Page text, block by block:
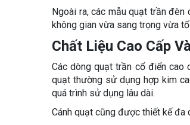
Ngoài ra, các mẫu quạt trần
không gian vừa sang trọng vừa
Chất Liệu Cao Cấp
Các dòng quạt trần cổ điển cao
quạt thường sử dụng hợp kim
quá trình sử dụng lâu dài.
Cánh quạt cũng được thiết kế đa